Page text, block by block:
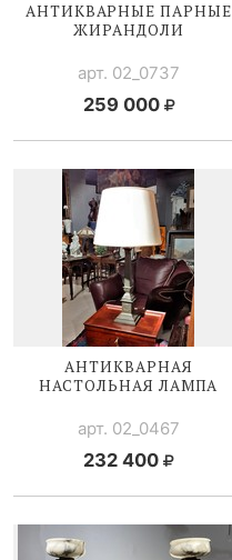
АНТИКВАРНЫЕ ПАРНЫЕ
ЖИРАНДОЛИ
арт. 02_0737
259 000
АНТИКВАРНАЯ
НАСТОЛЬНАЯ ЛАМПА
арт. 02_0467
232 400